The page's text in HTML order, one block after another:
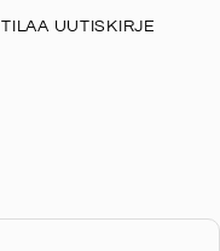
TILAA UUTISKIRJE